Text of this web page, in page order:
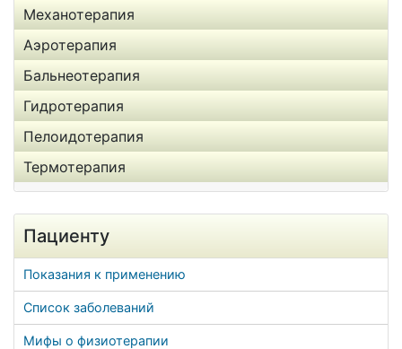
Механотерапия
Аэротерапия
Бальнеотерапия
Гидротерапия
Пелоидотерапия
Термотерапия
Пациенту
Показания к применению
Список заболеваний
Мифы о физиотерапии